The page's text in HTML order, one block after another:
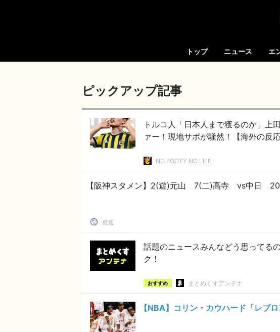
トップ ニュース エ
ピックアップ記事
トルコ人「日本人まで獲るのか」上
ァー！現地サポが騒然！【海外の反応
NO FOOTY NO LIFE
【阪神スタメン】2(遊)元山 7(二)高寺 vs中日
虎速
話題のニュースみんなどう思ってる
ク！
おすすめ まとめくすアンテナ
【NBA】コリン・カウハード「レブ